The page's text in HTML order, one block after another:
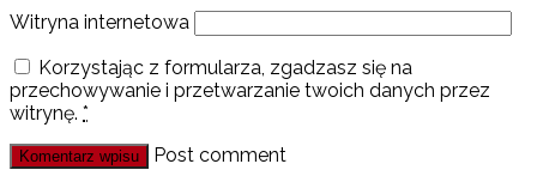
Witryna internetowa
Korzystając z formularza, zgadzasz się na
przechowywanie i przetwarzanie twoich danych przez
witrynę. *
Post comment